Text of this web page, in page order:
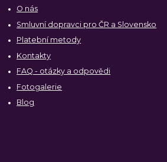
O nás
Smluvní dopravci pro ČR a Slovensko
Platební metody
Kontakty
FAQ - otázky a odpovědi
Fotogalerie
Blog